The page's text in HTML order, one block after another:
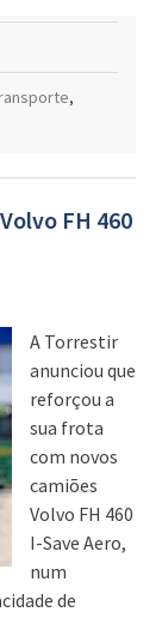
,
FH 460
A Torrestir
anunciou que
reforçou a
sua frota
com novos
camiões
Volvo FH 460
I-Save Aero,
num
de